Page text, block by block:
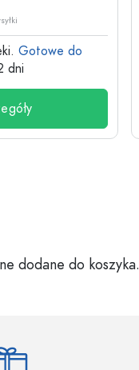
Gotowe do
dni
dodane do koszyka.